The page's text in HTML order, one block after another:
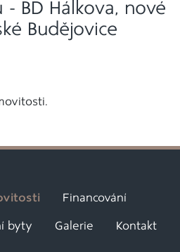
- BD Hálkova, nové
Budějovice
Financování
byty Galerie Kontakt